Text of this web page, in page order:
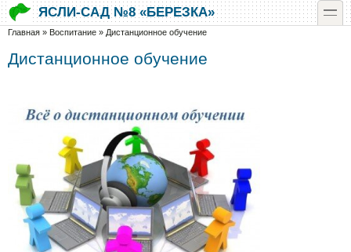
Перейти к основному содержанию
Skip to searchЯСЛИ-САД №8 «БЕРЕЗКА»
toggle
Вы здесь
Главная » Воспитание » Дистанционное обучение
Дистанционное обучение